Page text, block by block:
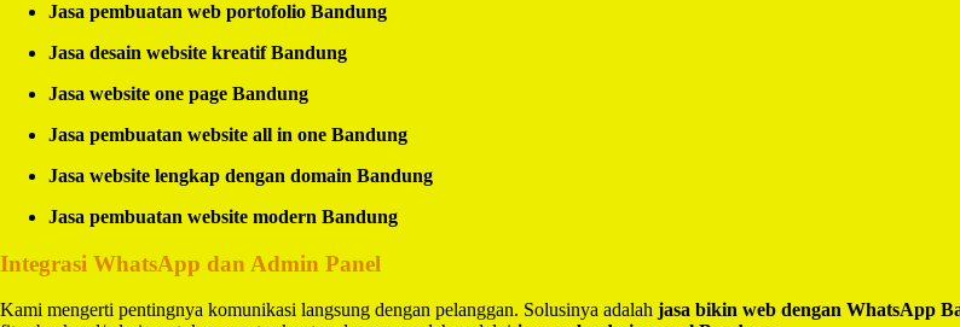
Jasa pembuatan web portofolio Bandung
Jasa desain website kreatif Bandung
Jasa website one page Bandung
Jasa pembuatan website all in one Bandung
Jasa website lengkap dengan domain Bandung
Jasa pembuatan website modern Bandung
Integrasi WhatsApp dan Admin Panel
Kami mengerti pentingnya komunikasi langsung dengan pelanggan. Solusinya adalah jasa bikin web dengan WhatsApp